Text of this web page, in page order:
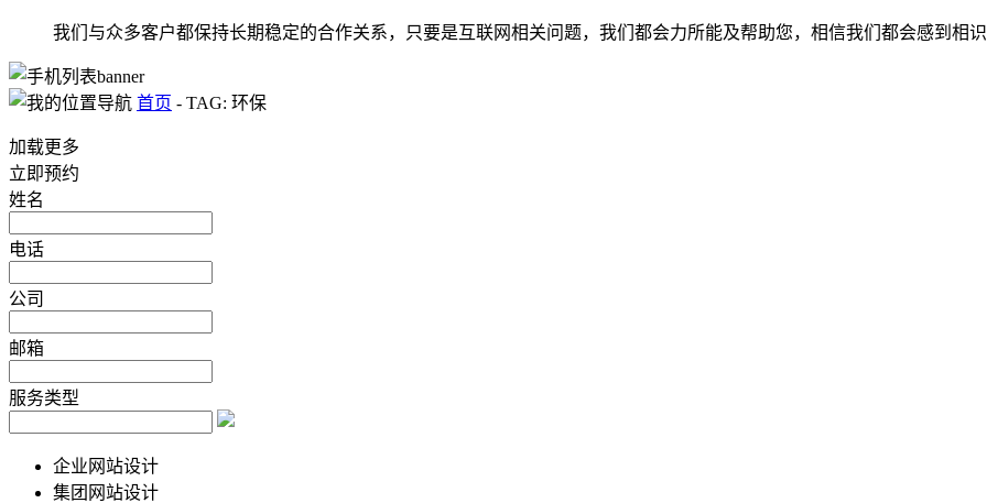
我们与众多客户都保持长期稳定的合作关系，只要是互联网相关问题，我们都会力所能及帮助您，相信我们都会感到相
首页 - TAG: 环保
加载更多
立即预约
姓名
电话
公司
邮箱
服务类型
企业网站设计
集团网站设计